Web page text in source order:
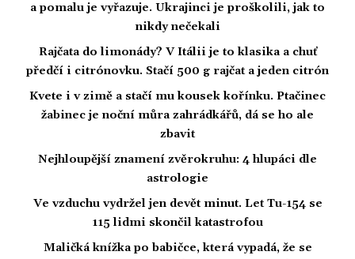
a pomalu je vyřazuje. Ukrajinci je proškolili, jak to
nikdy nečekali
Rajčata do limonády? V Itálii je to klasika a chuť
předčí i citrónovku. Stačí 500 g rajčat a jeden citrón
Kvete i v zimě a stačí mu kousek kořínku. Ptačinec
žabinec je noční můra zahrádkářů, dá se ho ale
zbavit
Nejhloupější znamení zvěrokruhu: 4 hlupáci dle
astrologie
Ve vzduchu vydržel jen devět minut. Let Tu-154 se
115 lidmi skončil katastrofou
Maličká knížka po babičce, která vypadá, že se